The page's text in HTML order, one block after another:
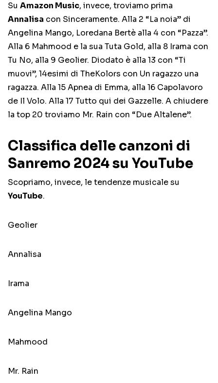
Su Amazon Music, invece, troviamo prima
Annalisa con Sinceramente. Alla 2 “La noia” di
Angelina Mango, Loredana Bertè alla 4 con “Pazza”.
Alla 6 Mahmood e la sua Tuta Gold, alla 8 Irama con
Tu No, alla 9 Geolier. Diodato è alla 13 con “Ti
muovi”, 14esimi di TheKolors con Un ragazzo una
ragazza. Alla 15 Apnea di Emma, alla 16 Capolavoro
de Il Volo. Alla 17 Tutto qui dei Gazzelle. A chiudere
la top 20 troviamo Mr. Rain con “Due Altalene”.
Classifica delle canzoni di
Sanremo 2024 su YouTube
Scopriamo, invece, le tendenze musicale su
YouTube.
Geolier
Annalisa
Irama
Angelina Mango
Mahmood
Mr. Rain